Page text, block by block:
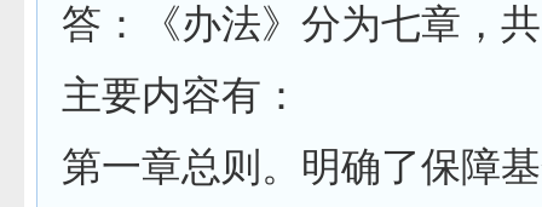
答：《办法》分为七章，
主要内容有：
第一章总则。明确了保障